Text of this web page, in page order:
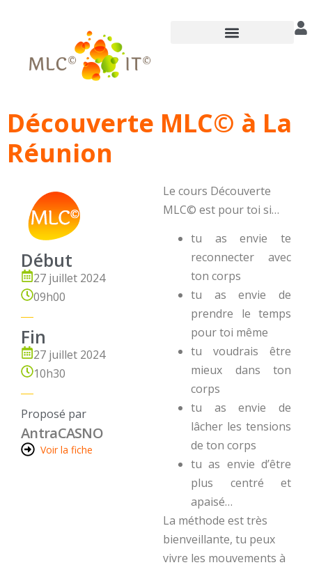
Découverte MLC© à La
Réunion
Début
27 juillet 2024
09h00
Fin
27 juillet 2024
10h30
Proposé par
AntraCASNO
Voir la fiche
Le cours Découverte
MLC© est pour toi si…
tu as envie te
reconnecter avec
ton corps
tu as envie de
prendre le temps
pour toi même
tu voudrais être
mieux dans ton
corps
tu as envie de
lâcher les tensions
de ton corps
tu as envie d’être
plus centré et
apaisé…
La méthode est très
bienveillante, tu peux
vivre les mouvements à